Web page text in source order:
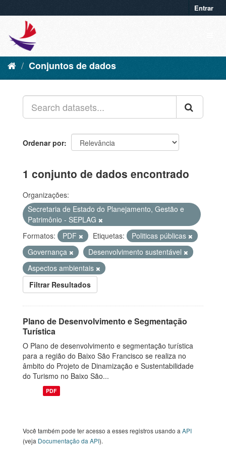
Entrar
Conjuntos de dados
Ordenar por
1 conjunto de dados encontrado
Organizações:
Secretaria de Estado do Planejamento, Gestão e
Patrimônio - SEPLAG
Formatos:
PDF Etiquetas:
Politicas públicas
Governança
Desenvolvimento sustentável
Aspectos ambientais
Filtrar Resultados
Plano de Desenvolvimento e Segmentação
Turística
O Plano de desenvolvimento e segmentação turística
para a região do Baixo São Francisco se realiza no
âmbito do Projeto de Dinamização e Sustentabilidade
do Turismo no Baixo São...
PDF
Você também pode ter acesso a esses registros usando a API
(veja Documentação da API).